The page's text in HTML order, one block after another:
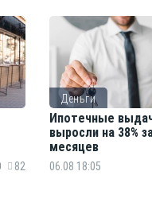
82
Деньги
Ипотечные
выросли на 38%
месяцев
06.08 18:05